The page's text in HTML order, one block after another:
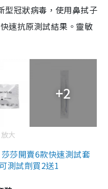
冠狀病毒，使用鼻拭子
速抗原測試結果。靈敏
+2
大
莎開賣6款快速測試套
測試劑買2送1